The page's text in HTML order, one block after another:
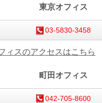
東京オフィス
03-5830-3458
ィスのアクセスはこちら
町田オフィス
042-705-8600